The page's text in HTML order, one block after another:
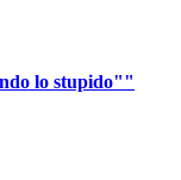
lo stupido""